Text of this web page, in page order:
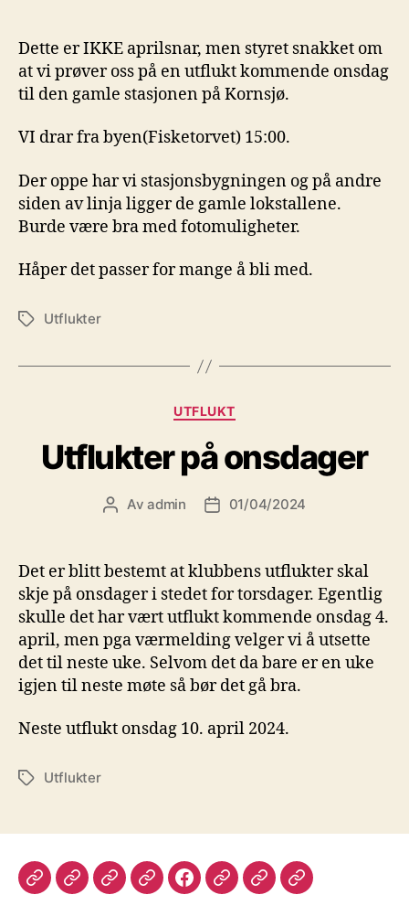
Dette er IKKE aprilsnar, men styret snakket om
at vi prøver oss på en utflukt kommende onsdag
til den gamle stasjonen på Kornsjø.
VI drar fra byen(Fisketorvet) 15:00.
Der oppe har vi stasjonsbygningen og på andre
siden av linja ligger de gamle lokstallene.
Burde være bra med fotomuligheter.
Håper det passer for mange å bli med.
StikkordUtflukter
Kategorier
UTFLUKT
Utflukter på onsdager
Innleggsforfatter
Avadmin Publiseringsdato
01/04/2024
Det er blitt bestemt at klubbens utflukter skal
skje på onsdager i stedet for torsdager. Egentlig
skulle det har vært utflukt kommende onsdag 4.
april, men pga værmelding velger vi å utsette
det til neste uke. Selvom det da bare er en uke
igjen til neste møte så bør det gå bra.
Neste utflukt onsdag 10. april 2024.
StikkordUtflukter
Medlemsmøter
Konkurranser
Bli
Om Vår
Klubbkveld
Konkurranser
Utflukt